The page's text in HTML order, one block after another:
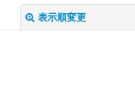
表示順変更